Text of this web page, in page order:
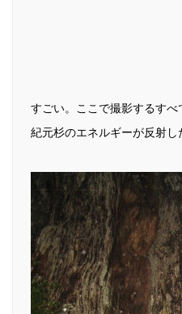
すごい。ここで撮影するすべ
紀元杉のエネルギーが反射し